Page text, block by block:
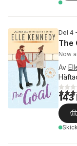
Del 4
The
Now
Av
3,7
143